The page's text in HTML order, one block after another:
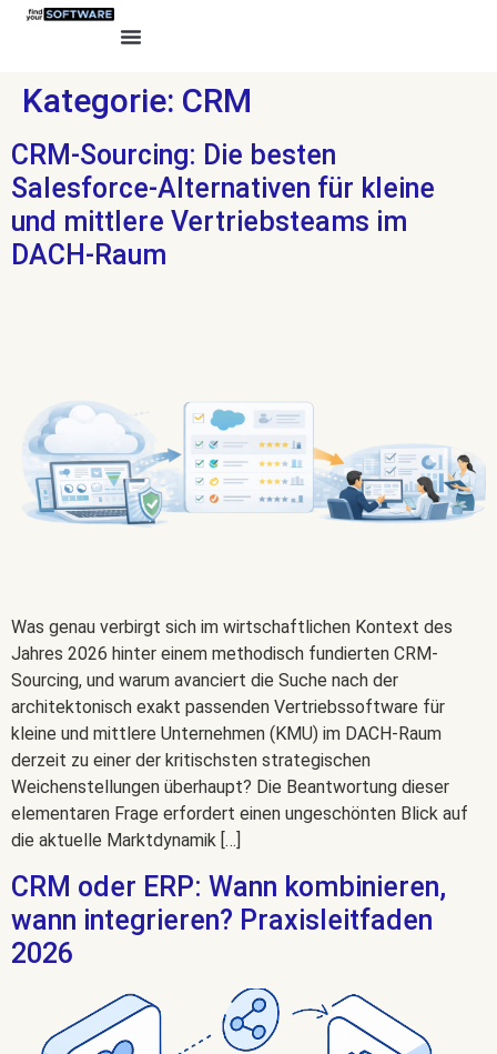
Kategorie: CRM
CRM-Sourcing: Die besten
Salesforce-Alternativen für kleine
und mittlere Vertriebsteams im
DACH-Raum
Was genau verbirgt sich im wirtschaftlichen Kontext des
Jahres 2026 hinter einem methodisch fundierten CRM-
Sourcing, und warum avanciert die Suche nach der
architektonisch exakt passenden Vertriebssoftware für
kleine und mittlere Unternehmen (KMU) im DACH-Raum
derzeit zu einer der kritischsten strategischen
Weichenstellungen überhaupt? Die Beantwortung dieser
elementaren Frage erfordert einen ungeschönten Blick auf
die aktuelle Marktdynamik […]
CRM oder ERP: Wann kombinieren,
wann integrieren? Praxisleitfaden
2026